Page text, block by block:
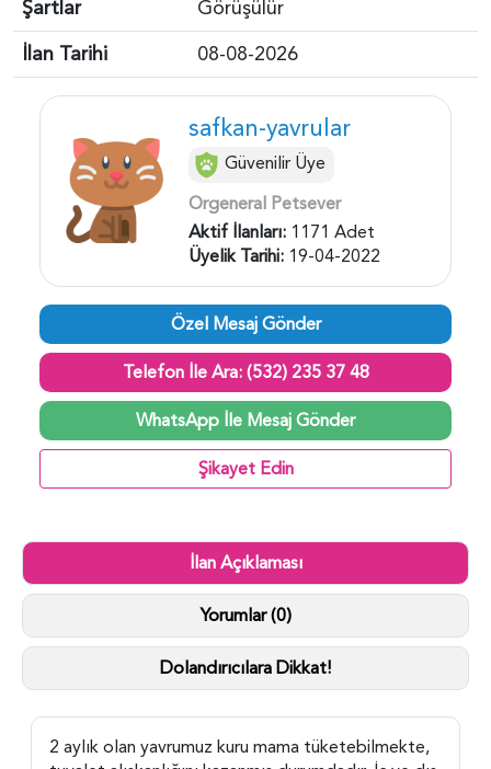
Şartlar
Görüşülür
İlan Tarihi
08-08-2026
safkan-yavrular
Güvenilir Üye
Orgeneral Petsever
Aktif İlanları: 1171 Adet
Üyelik Tarihi: 19-04-2022
Özel Mesaj Gönder
Telefon İle Ara: (532) 235 37 48
WhatsApp İle Mesaj Gönder
Şikayet Edin
İlan Açıklaması
Yorumlar (0)
Dolandırıcılara Dikkat!
2 aylık olan yavrumuz kuru mama tüketebilmekte,